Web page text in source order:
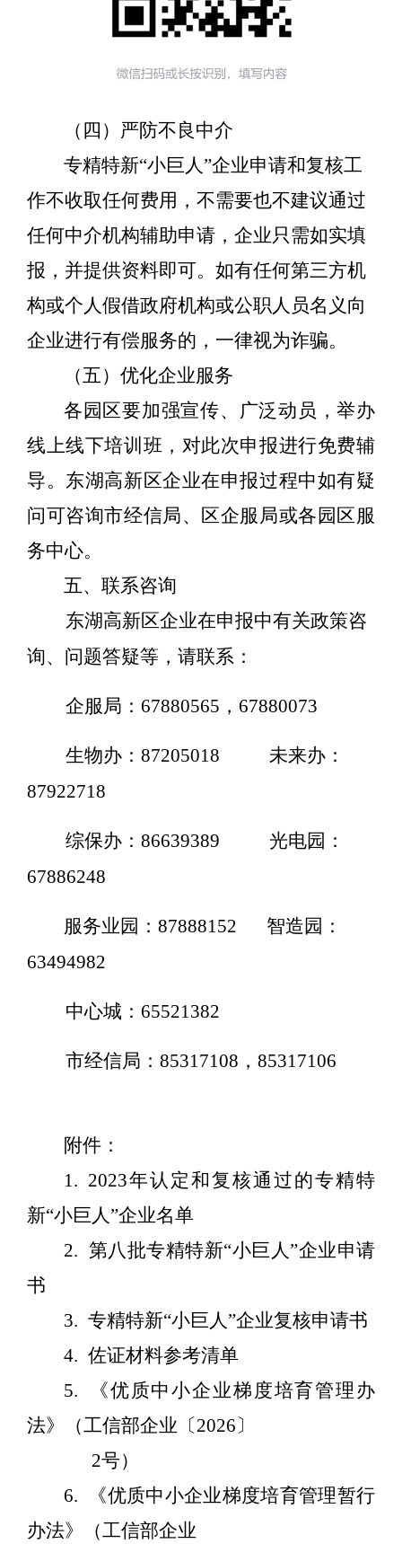
（四）严防不良中介
专精特新“小巨人”企业申请和复核工
作不收取任何费用，不需要也不建议通过
任何中介机构辅助申请，企业只需如实填
报，并提供资料即可。如有任何第三方机
构或个人假借政府机构或公职人员名义向
企业进行有偿服务的，一律视为诈骗。
（五）优化企业服务
各园区要加强宣传、广泛动员，举办
线上线下培训班，对此次申报进行免费辅
导。东湖高新区企业在申报过程中如有疑
问可咨询市经信局、区企服局或各园区服
务中心。
五、联系咨询
东湖高新区企业在申报中有关政策咨
询、问题答疑等， 请联系：
企服局 ： 67880565 ， 67880073
生物办： 87205018
未来办：
87922718
综保办： 86639389
光电园：
67886248
服务业园： 87888152
智造园：
63494982
中心城： 65521382
市经信局： 85317108 ， 85317106
附件：
1. 2023年认定和复核通过的专精特
新“小巨人”企业名单
2. 第八批专精特新“小巨人”企业申请
书
3. 专精特新“小巨人”企业复核申请书
4. 佐证材料参考清单
5.
《优质中小企业梯度培育管理办
法》
（工信部企业〔2026〕
2号）
6.
《优质中小企业梯度培育管理暂行
办法》（工信部企业